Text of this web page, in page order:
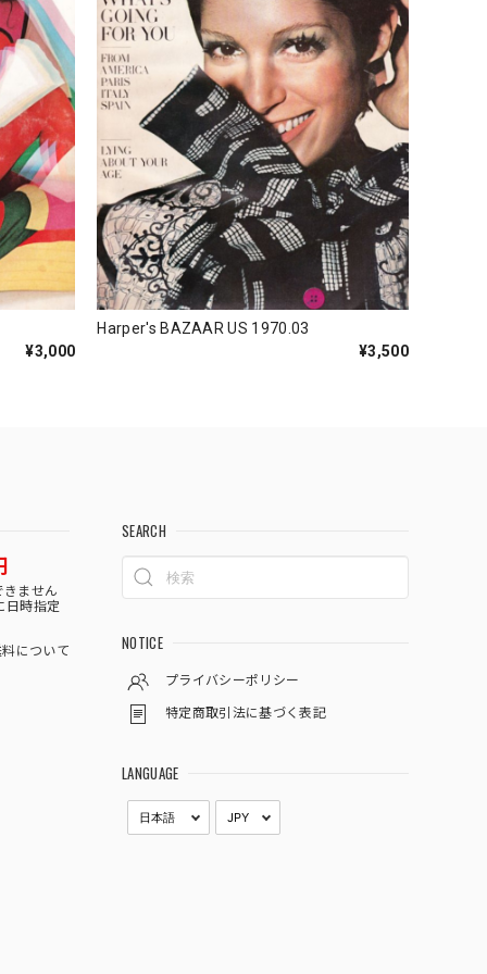
¥3,000
Harper's BAZAAR US 1970.03
¥3,500
きません
日時指定
について
SEARCH
NOTICE
プライバシーポリシー
特定商取引法に基づく表記
LANGUAGE